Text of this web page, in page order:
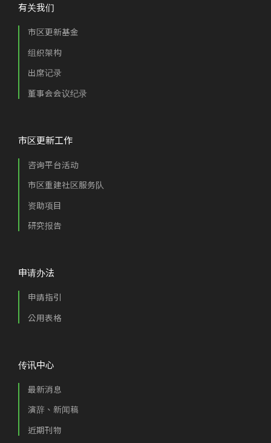
有关我们
市区更新基金
组织架构
出席记录
董事会会议纪录
市区更新工作
咨询平台活动
市区重建社区服务队
资助项目
研究报告
申请办法
申請指引
公用表格
传讯中心
最新消息
演辞、新闻稿
近期刊物